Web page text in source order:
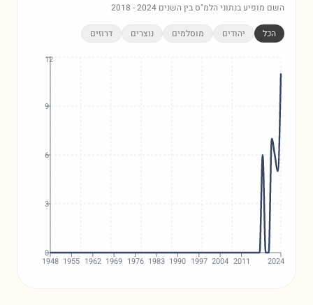
השם מופיע בנתוני הלמ"ס בין השנים 2018 -2024
הכל יהודים מוסלמים נוצרים דרוזים
1948 1955 1962 1969 1976 1983 1990 1997 2004 2011 2024
0
3
6
9
12